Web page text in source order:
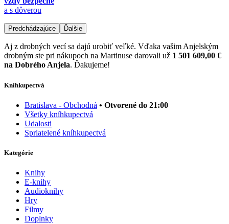
a s dôverou
Predchádzajúce Ďalšie
Aj z drobných vecí sa dajú urobiť veľké. Vďaka vašim Anjelským
drobným ste pri nákupoch na Martinuse darovali už 1 501 609,00 €
na Dobrého Anjela. Ďakujeme!
Kníhkupectvá
Bratislava - Obchodná • Otvorené do 21:00
Všetky kníhkupectvá
Udalosti
Spriatelené kníhkupectvá
Kategórie
Knihy
E-knihy
Audioknihy
Hry
Filmy
Doplnky